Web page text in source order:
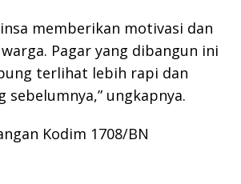
memberikan motivasi dan
Pagar yang dibangun ini
terlihat lebih rapi dan
sebelumnya,” ungkapnya.
Kodim 1708/BN